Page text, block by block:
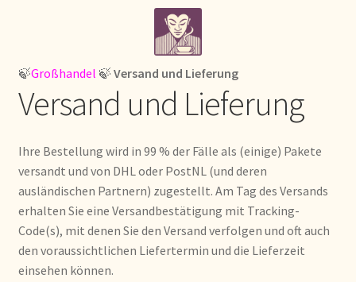
À propos de nous
About us
Acerca de nosotros
Actuele prijslijst
Afrekenen
🍃Großhandel 🍃 Versand und Lieferung
Versand und Lieferung
Ihre Bestellung wird in 99 % der Fälle als (einige) Pakete
versandt und von DHL oder PostNL (und deren
ausländischen Partnern) zugestellt. Am Tag des Versands
erhalten Sie eine Versandbestätigung mit Tracking-
Code(s), mit denen Sie den Versand verfolgen und oft auch
den voraussichtlichen Liefertermin und die Lieferzeit
einsehen können.